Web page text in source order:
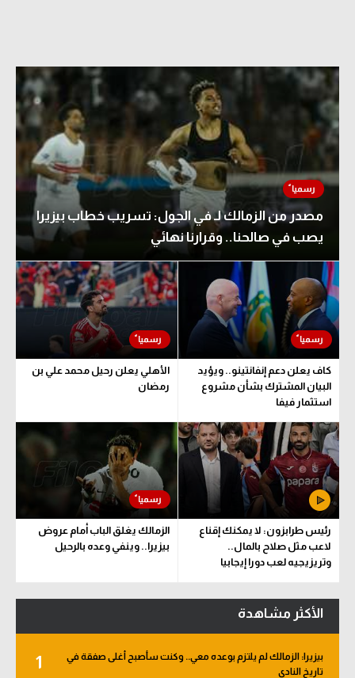
مصدر من الزمالك لـ في الجول: تسريب خطاب بيزيرا
يصب في صالحنا.. وقرارنا نهائي
كاف يعلن دعم إنفانتينو.. ويؤيد
البيان المشترك بشأن مشروع
استثمار فيفا
الأهلي يعلن رحيل محمد علي بن
رمضان
رئيس طرابزون: لا يمكنك إقناع
لاعب مثل صلاح بالمال..
وتريزيجيه لعب دورا إيجابيا
الزمالك يغلق الباب أمام عروض
بيزيرا.. وينفي وعده بالرحيل
الأكثر مشاهدة
1
بيزيرا: الزمالك لم يلتزم بوعده معي.. وكنت سأصبح أغلى صفقة في
تاريخ النادي